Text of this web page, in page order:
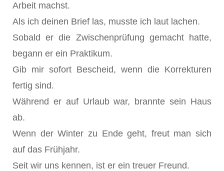
Arbeit machst.
Als ich deinen Brief las, musste ich laut lachen.
Sobald er die Zwischenprüfung gemacht hatte,
begann er ein Praktikum.
Gib mir sofort Bescheid, wenn die Korrekturen
fertig sind.
Während er auf Urlaub war, brannte sein Haus
ab.
Wenn der Winter zu Ende geht, freut man sich
auf das Frühjahr.
Seit wir uns kennen, ist er ein treuer Freund.